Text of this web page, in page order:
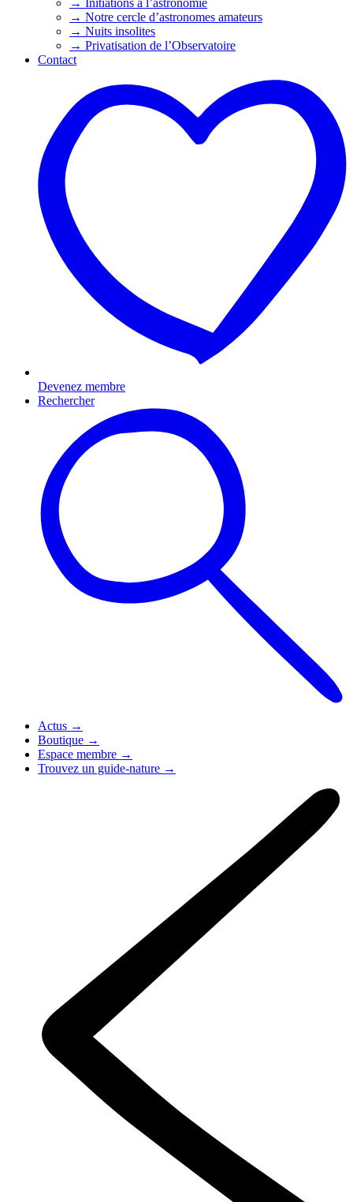
→ Initiations à l’astronomie
→ Notre cercle d’astronomes amateurs
→ Nuits insolites
→ Privatisation de l’Observatoire
Contact
Devenez membre
Rechercher
Actus →
Boutique →
Espace membre →
Trouvez un guide-nature →